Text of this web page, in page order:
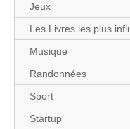
Jeux
Les Livres les plus
Musique
Randonnées
Sport
Startup